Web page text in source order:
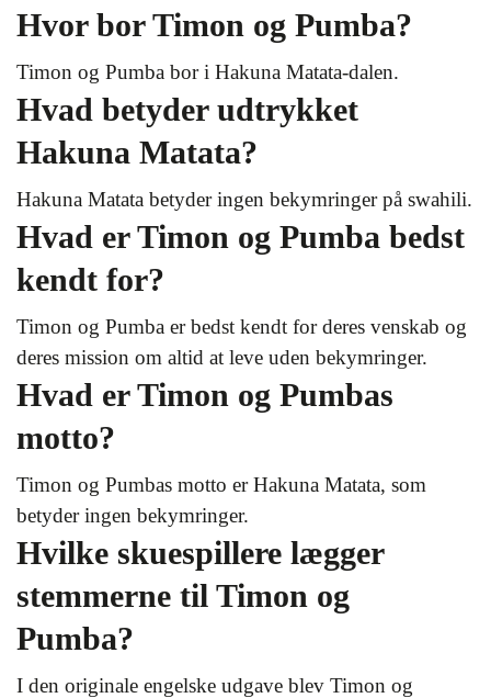
Hvor bor Timon og Pumba?
Timon og Pumba bor i Hakuna Matata-dalen.
Hvad betyder udtrykket
Hakuna Matata?
Hakuna Matata betyder ingen bekymringer på swahili.
Hvad er Timon og Pumba bedst
kendt for?
Timon og Pumba er bedst kendt for deres venskab og
deres mission om altid at leve uden bekymringer.
Hvad er Timon og Pumbas
motto?
Timon og Pumbas motto er Hakuna Matata, som
betyder ingen bekymringer.
Hvilke skuespillere lægger
stemmerne til Timon og
Pumba?
I den originale engelske udgave blev Timon og